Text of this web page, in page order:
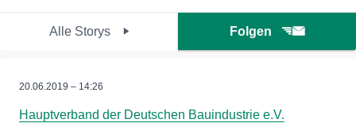
Alle Storys Folgen
20.06.2019 – 14:26
Hauptverband der Deutschen Bauindustrie e.V.